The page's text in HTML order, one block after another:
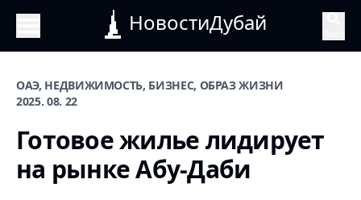
НовостиДубай
ОАЭ, НЕДВИЖИМОСТЬ, БИЗНЕС, ОБРАЗ ЖИЗНИ
2025. 08. 22
Готовое жилье лидирует
на рынке Абу-Даби